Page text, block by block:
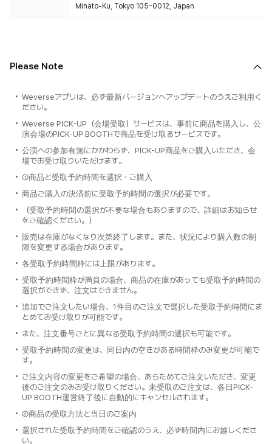
Minato-Ku, Tokyo 105-0012, Japan
Please Note
Weverseアプリは、必ず最新バージョンへアップデートのうえご利用く
ださい。
Weverse PICK-UP（会場受取）サービスは、事前に商品を購入し、公
演会場のPICK-UP BOOTHで商品を受け取るサービスです。
公演への参加有無にかかわらず、PICK-UP商品をご購入いただき、会
場でお受け取りいただけます。
①商品と受取予約時間を選択・ご購入
商品ご購入の決済前に受取予約時間の選択が必要です。
（受取予約時間の選択が不要な場合もありますので、詳細はお知らせ
をご確認ください。）
販売は在庫がなくなり次第終了します。また、状況により購入数の制
限を変更する場合があります。
各受取予約時間枠には上限があります。
受取予約時間枠が満員の場合、商品の在庫があっても受取予約時間の
選択ができず、注文はできません。
追加でご注文したい場合、1件目のご注文で選択した受取予約時間にま
とめてお受け取りが可能です。
また、注文番号ごとに異なる受取予約時間の選択も可能です。
受取予約時間の変更は、同日内の空きがある時間枠のみ変更が可能で
す。
ご注文内容の変更をご希望の場合、あらためてご注文いただき、変更
後のご注文のみお受け取りください。未受取のご注文は、各日PICK-
UP BOOTH運営終了後に自動的にキャンセルされます。
②商品の受取方法と当日のご案内
選択された受取予約時間をご確認のうえ、必ず時間内にお越しくださ
い。